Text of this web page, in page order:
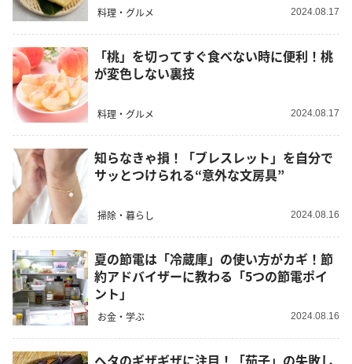
料理・グルメ 2024.08.17
「桃」を切ってすぐ食べない時に便利！桃
が変色しない裏技
料理・グルメ 2024.08.17
知らなきゃ損！「ブレスレット」を自分で
サッとつけられる“意外な文房具”
掃除・暮らし 2024.08.16
夏の節電は「冷蔵庫」の使い方がカギ！節
約アドバイザーに教わる「5つの節電ポイ
ント」
お金・学ぶ 2024.08.16